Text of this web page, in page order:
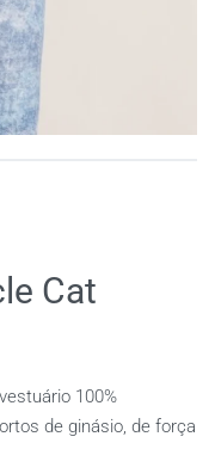
Cat
100%
de ginásio, de força